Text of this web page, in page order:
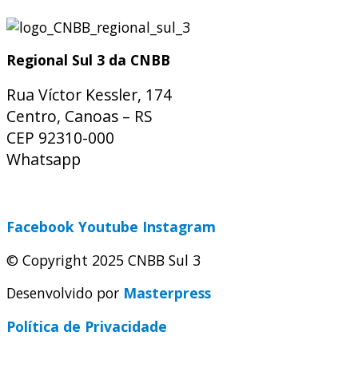
Regional Sul 3 da CNBB
Rua Víctor Kessler, 174
Centro, Canoas – RS
CEP 92310-000
Whatsapp
Facebook Youtube Instagram
© Copyright 2025 CNBB Sul 3
Desenvolvido por Masterpress
Política de Privacidade